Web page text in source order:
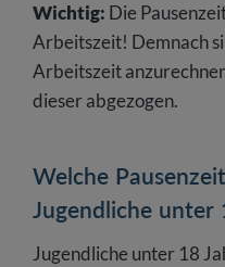
Wichtig: Die
Arbeitszeit! Demnach
Arbeitszeit
dieser abgezogen.
Welche
Jugendliche unter
Jugendliche unter 18